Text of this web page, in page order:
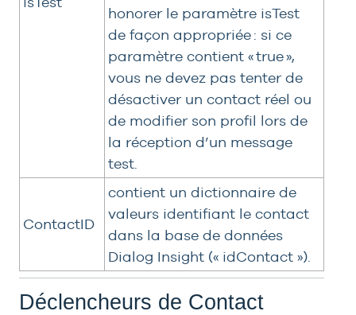
honorer le paramètre isTest
de façon appropriée : si ce
paramètre contient « true »,
vous ne devez pas tenter de
désactiver un contact réel ou
de modifier son profil lors de
la réception d’un message
test.
ContactID
contient un dictionnaire de
valeurs identifiant le contact
dans la base de données
Dialog Insight (« idContact »).
Déclencheurs de Contact